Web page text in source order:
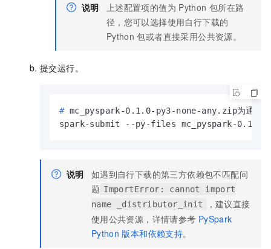
说明 上述配置项的值为 Python 包所在路
径，您可以选择使用自行下载的
Python 包或者直接采用公共资源。
提交运行。
# mc_pyspark-0.1.0-py3-none-any.zip为通用业
spark-submit --py-files mc_pyspark-
说明
如遇到自行下载的第三方依赖包不匹配问
题 ImportError: cannot import
name _distributor_init
，建议直接
使用公共资源，详情请参考 PySpark
Python 版本和依赖支持。